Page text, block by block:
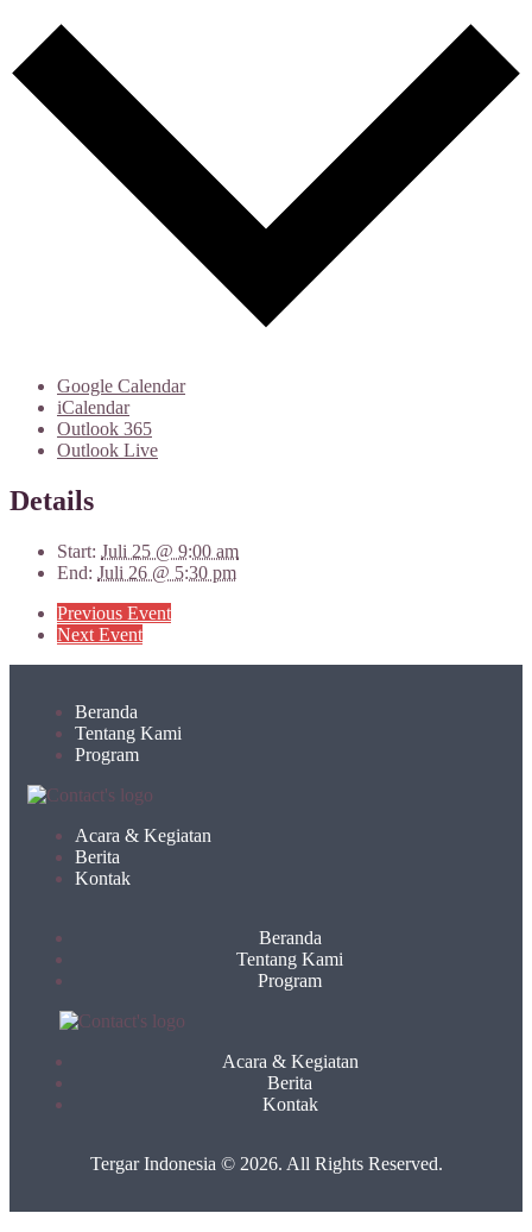
Google Calendar
iCalendar
Outlook 365
Outlook Live
Details
Start: Juli 25 @ 9:00 am
End: Juli 26 @ 5:30 pm
Previous Event
Next Event
Beranda
Tentang Kami
Program
Acara & Kegiatan
Berita
Kontak
Beranda
Tentang Kami
Program
Acara & Kegiatan
Berita
Kontak
Tergar Indonesia © 2026. All Rights Reserved.